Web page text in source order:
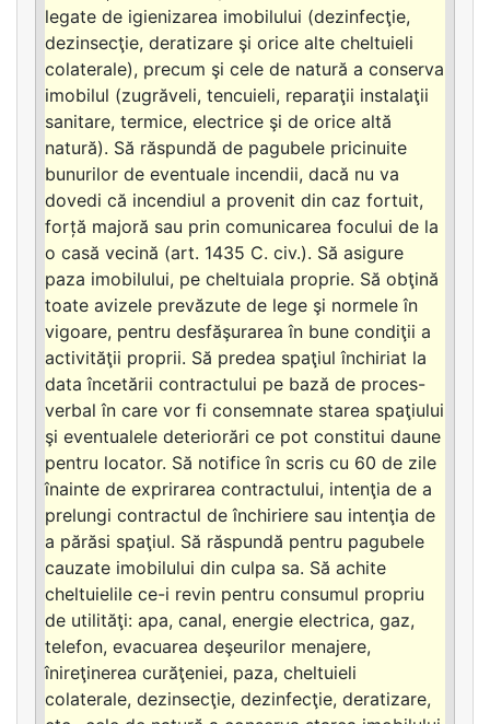
legate de igienizarea imobilului (dezinfecţie,
dezinsecţie, deratizare şi orice alte cheltuieli
colaterale), precum şi cele de natură a conserva
imobilul (zugrăveli, tencuieli, reparaţii instalaţii
sanitare, termice, electrice şi de orice altă
natură). Să răspundă de pagubele pricinuite
bunurilor de eventuale incendii, dacă nu va
dovedi că incendiul a provenit din caz fortuit,
forță majoră sau prin comunicarea focului de la
o casă vecină (art. 1435 C. civ.). Să asigure
paza imobilului, pe cheltuiala proprie. Să obţină
toate avizele prevăzute de lege şi normele în
vigoare, pentru desfăşurarea în bune condiţii a
activităţii proprii. Să predea spaţiul închiriat la
data încetării contractului pe bază de proces-
verbal în care vor fi consemnate starea spaţiului
şi eventualele deteriorări ce pot constitui daune
pentru locator. Să notifice în scris cu 60 de zile
înainte de exprirarea contractului, intenţia de a
prelungi contractul de închiriere sau intenţia de
a părăsi spaţiul. Să răspundă pentru pagubele
cauzate imobilului din culpa sa. Să achite
cheltuielile ce-i revin pentru consumul propriu
de utilităţi: apa, canal, energie electrica, gaz,
telefon, evacuarea deşeurilor menajere,
înireţinerea curăţeniei, paza, cheltuieli
colaterale, dezinsecţie, dezinfecţie, deratizare,